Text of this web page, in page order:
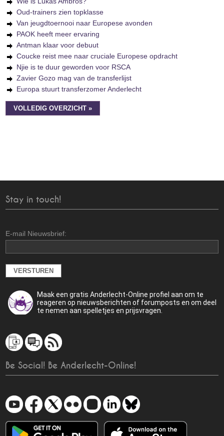
Oud-trainers zien topklasse
Van jeugdtoernooi naar Europese avonden
PAOK heeft meer ervaring
Antman klaar voor debuut
Coucke reist mee naar cruciale Europese opdracht
Njie is te duur geworden voor RSCA
Zavier Gozo mag van de transferlijst
Europa stuurt transferzomer Anderlecht
VOLLEDIG OVERZICHT »
Stay in touch!
E-mail Nieuwsbrief:
Maak een gratis Anderlecht-Online profiel aan om te
reageren op nieuwsberichten of forumposts en om deel
te nemen aan spelletjes en prijsvragen.
Be Social! Be Anderlecht-Online!